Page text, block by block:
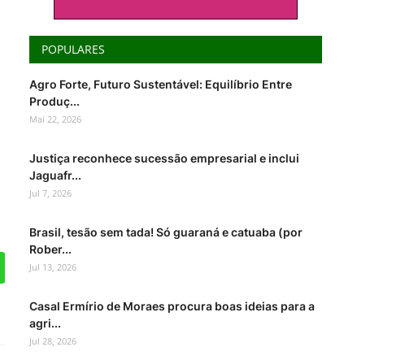
POPULARES
Agro Forte, Futuro Sustentável: Equilíbrio Entre
Produç...
Mai 22, 2026
Justiça reconhece sucessão empresarial e inclui
Jaguafr...
Jul 7, 2026
Brasil, tesão sem tada! Só guaraná e catuaba (por
Rober...
Jul 13, 2026
Casal Ermírio de Moraes procura boas ideias para a
agri...
Jul 28, 2026